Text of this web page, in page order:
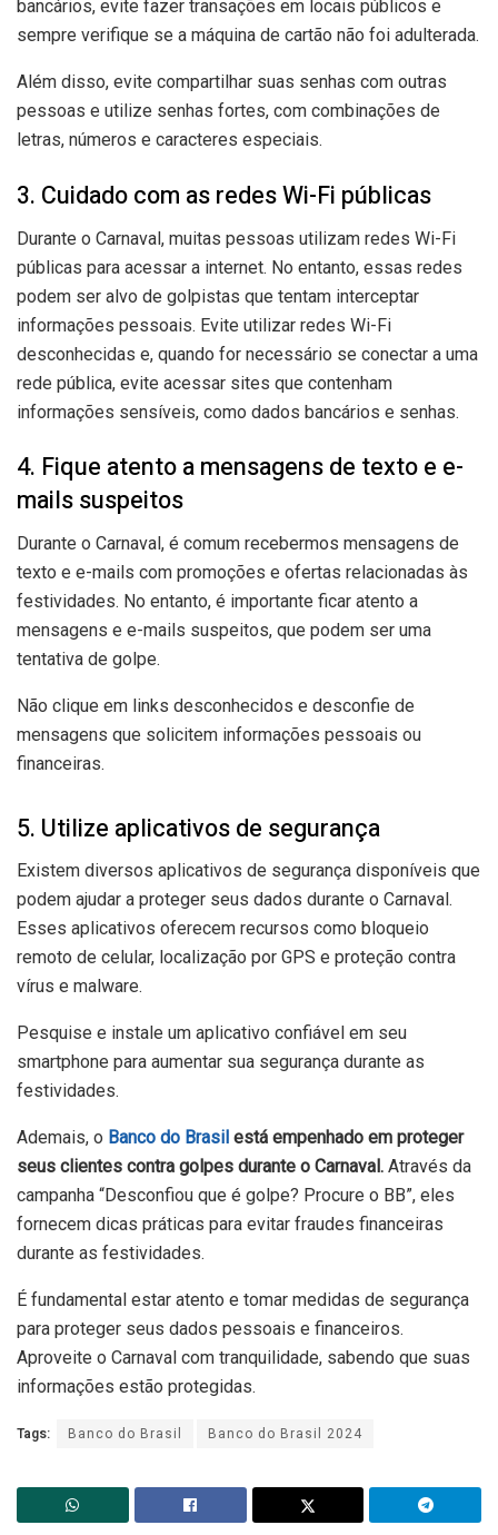
bancários, evite fazer transações em locais públicos e
sempre verifique se a máquina de cartão não foi adulterada.
Além disso, evite compartilhar suas senhas com outras
pessoas e utilize senhas fortes, com combinações de
letras, números e caracteres especiais.
3. Cuidado com as redes Wi-Fi públicas
Durante o Carnaval, muitas pessoas utilizam redes Wi-Fi
públicas para acessar a internet. No entanto, essas redes
podem ser alvo de golpistas que tentam interceptar
informações pessoais. Evite utilizar redes Wi-Fi
desconhecidas e, quando for necessário se conectar a uma
rede pública, evite acessar sites que contenham
informações sensíveis, como dados bancários e senhas.
4. Fique atento a mensagens de texto e e-
mails suspeitos
Durante o Carnaval, é comum recebermos mensagens de
texto e e-mails com promoções e ofertas relacionadas às
festividades. No entanto, é importante ficar atento a
mensagens e e-mails suspeitos, que podem ser uma
tentativa de golpe.
Não clique em links desconhecidos e desconfie de
mensagens que solicitem informações pessoais ou
financeiras.
5. Utilize aplicativos de segurança
Existem diversos aplicativos de segurança disponíveis que
podem ajudar a proteger seus dados durante o Carnaval.
Esses aplicativos oferecem recursos como bloqueio
remoto de celular, localização por GPS e proteção contra
vírus e malware.
Pesquise e instale um aplicativo confiável em seu
smartphone para aumentar sua segurança durante as
festividades.
Ademais, o Banco do Brasil está empenhado em proteger
seus clientes contra golpes durante o Carnaval. Através da
campanha “Desconfiou que é golpe? Procure o BB”, eles
fornecem dicas práticas para evitar fraudes financeiras
durante as festividades.
É fundamental estar atento e tomar medidas de segurança
para proteger seus dados pessoais e financeiros.
Aproveite o Carnaval com tranquilidade, sabendo que suas
informações estão protegidas.
Tags: Banco do Brasil Banco do Brasil 2024